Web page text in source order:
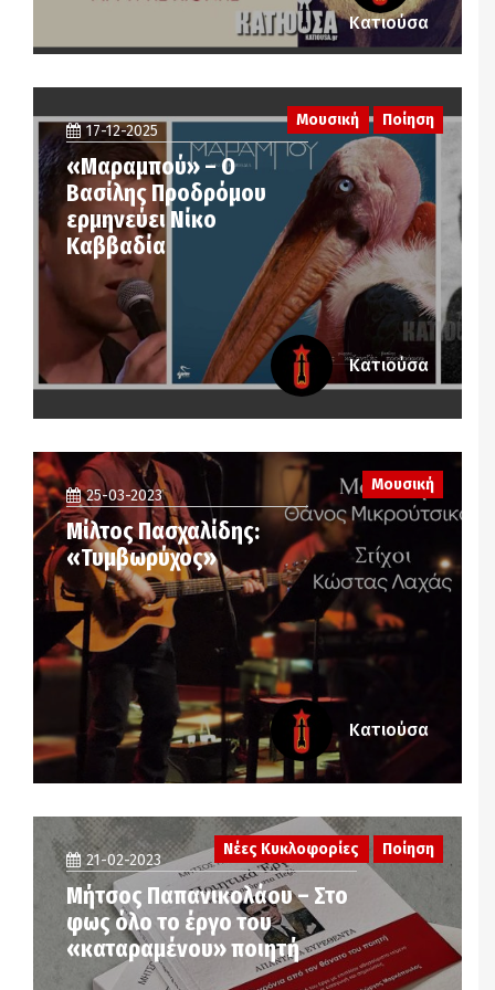
Κατιούσα
17-12-2025
«Μαραμπού» – Ο
Βασίλης Προδρόμου
ερμηνεύει Νίκο
Καββαδία
Μουσική Ποίηση
Κατιούσα
25-03-2023
Μίλτος Πασχαλίδης:
«Τυμβωρύχος»
Μουσική
Κατιούσα
Νέες Κυκλοφορίες Ποίηση
21-02-2023
Μήτσος Παπανικολάου – Στο
φως όλο το έργο του
«καταραμένου» ποιητή